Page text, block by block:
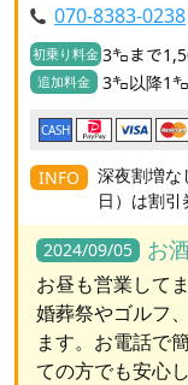
070-8383-0238
初乗り料金 3㌔まで
追加料金 3㌔以降1
CASH
INFO
深夜割増な
日）は割引
2024/09/05 お
お昼も営業して
婚葬祭やゴルフ
ます。お電話で
ての方でも安心